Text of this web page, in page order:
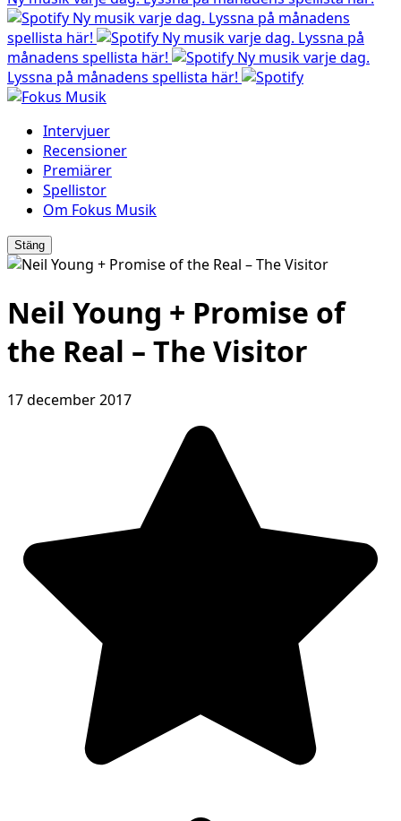
Ny musik varje dag. Lyssna på månadens
spellista här!
Ny musik varje dag. Lyssna på
månadens spellista här!
Ny musik varje dag.
Lyssna på månadens spellista här!
Intervjuer
Recensioner
Premiärer
Spellistor
Om Fokus Musik
Stäng
Neil Young + Promise of
the Real – The Visitor
17 december 2017